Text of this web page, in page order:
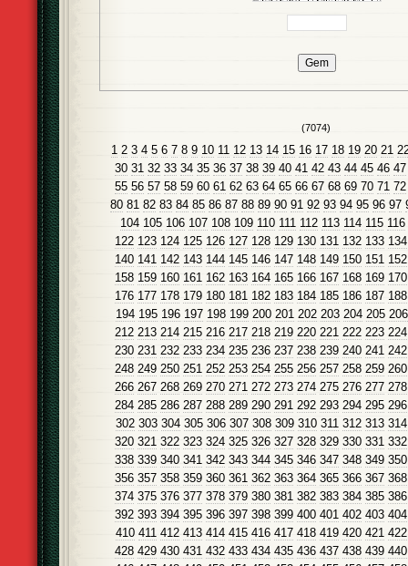
(7074)
1 2 3 4 5 6 7 8 9 10 11 12 13 14 15 16 17 18 19 20 21
30 31 32 33 34 35 36 37 38 39 40 41 42 43 44 45 46 47
55 56 57 58 59 60 61 62 63 64 65 66 67 68 69 70 71 72
80 81 82 83 84 85 86 87 88 89 90 91 92 93 94 95 96 97
104 105 106 107 108 109 110 111 112 113 114 115 116
122 123 124 125 126 127 128 129 130 131 132 133 134
140 141 142 143 144 145 146 147 148 149 150 151 152
158 159 160 161 162 163 164 165 166 167 168 169 170
176 177 178 179 180 181 182 183 184 185 186 187 188
194 195 196 197 198 199 200 201 202 203 204 205 206
212 213 214 215 216 217 218 219 220 221 222 223 224
230 231 232 233 234 235 236 237 238 239 240 241 242
248 249 250 251 252 253 254 255 256 257 258 259 260
266 267 268 269 270 271 272 273 274 275 276 277 278
284 285 286 287 288 289 290 291 292 293 294 295 296
302 303 304 305 306 307 308 309 310 311 312 313 314
320 321 322 323 324 325 326 327 328 329 330 331 332
338 339 340 341 342 343 344 345 346 347 348 349 350
356 357 358 359 360 361 362 363 364 365 366 367 368
374 375 376 377 378 379 380 381 382 383 384 385 386
392 393 394 395 396 397 398 399 400 401 402 403 404
410 411 412 413 414 415 416 417 418 419 420 421 422
428 429 430 431 432 433 434 435 436 437 438 439 440